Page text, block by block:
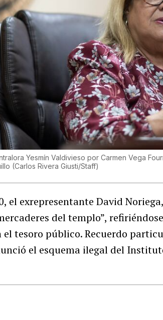
Yesmín Valdivieso por Carmen Vega
(Carlos Rivera Giusti/Staff)
el exrepresentante David
del templo”,
tesoro público. Recuerdo
el esquema ilegal del